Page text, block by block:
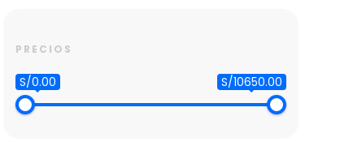
PRECIOS
S/0.00 S/10650.00